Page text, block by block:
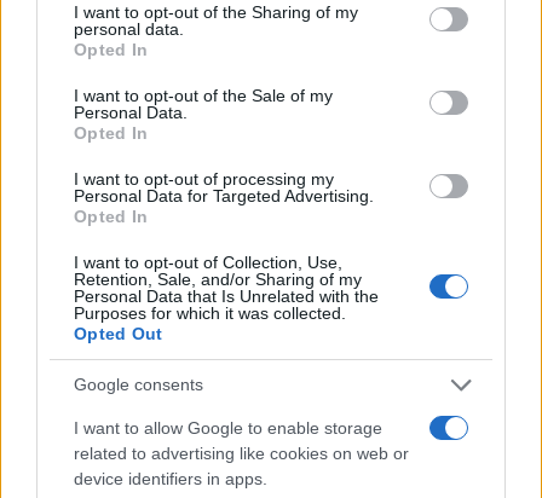
not limited to your visit or usage behaviour. You may click to
grant or deny consent to Google and its third-party tags to
use your data for below specified purposes in below Google
consent section.
I want to opt-out of the Sharing of my
personal data.
Opted In
I want to opt-out of the Sale of my
Personal Data.
Opted In
I want to opt-out of processing my
Personal Data for Targeted Advertising.
Opted In
I want to opt-out of Collection, Use,
Retention, Sale, and/or Sharing of my
Personal Data that Is Unrelated with the
Purposes for which it was collected.
Opted Out
Google consents
I want to allow Google to enable storage
related to advertising like cookies on web or
device identifiers in apps.
Μερική έκλειψη ηλίου
έκλειψη Ηλίου, που θα είναι ορατή από περιοχές
της βόρειας Αμερικής, της Ευρώπης και της
βορειοδυτικής Αφρικής. Κατά τη διάρκεια αυτής
της έκλειψης, η Σελήνη θα καλύψει ένα μέρος του
ορατή, με μεγαλύτερη κάλυψη στα βορειοδυτικά.